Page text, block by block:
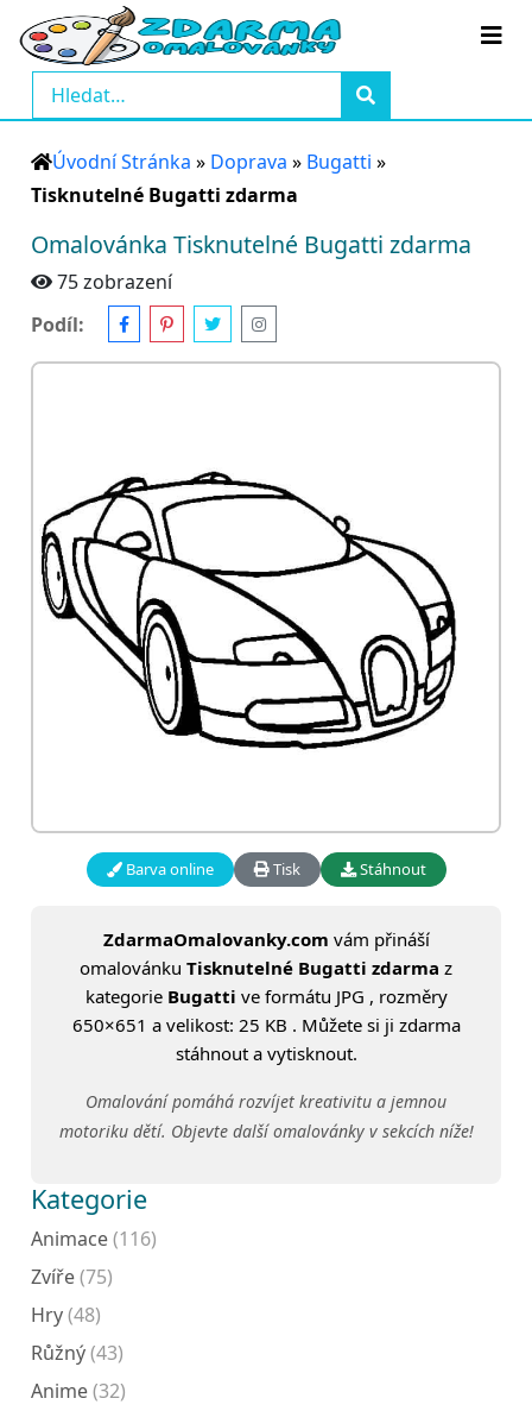
Úvodní Stránka » Doprava » Bugatti »
Tisknutelné Bugatti zdarma
Omalovánka Tisknutelné Bugatti zdarma
75 zobrazení
Podíl:
Barva online Tisk Stáhnout
ZdarmaOmalovanky.com vám přináší
omalovánku Tisknutelné Bugatti zdarma z
kategorie Bugatti ve formátu JPG , rozměry
650×651 a velikost: 25 KB . Můžete si ji zdarma
stáhnout a vytisknout.
Omalování pomáhá rozvíjet kreativitu a jemnou
motoriku dětí. Objevte další omalovánky v sekcích níže!
Kategorie
Animace(116)
Zvíře(75)
Hry(48)
Růžný(43)
Anime(32)